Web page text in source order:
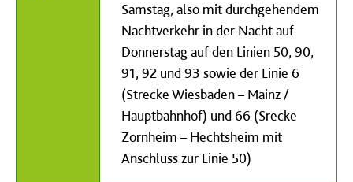
Samstag, also mit durchgehendem
Nachtverkehr in der Nacht auf
Donnerstag auf den Linien 50, 90,
91, 92 und 93 sowie der Linie 6
(Strecke Wiesbaden – Mainz /
Hauptbahnhof) und 66 (Srecke
Zornheim – Hechtsheim mit
Anschluss zur Linie 50)